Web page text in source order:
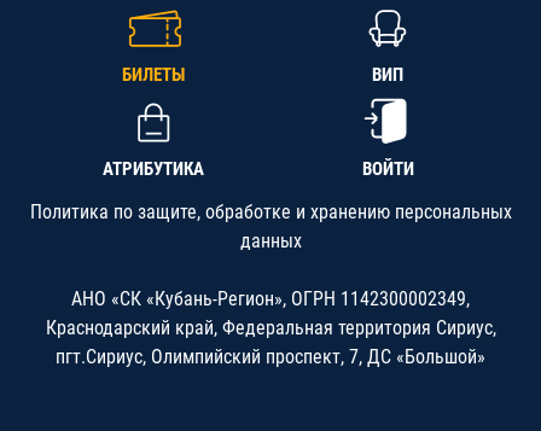
БИЛЕТЫ ВИП
АТРИБУТИКА ВОЙТИ
Политика по защите, обработке и хранению персональных
данных
АНО «СК «Кубань-Регион», ОГРН 1142300002349,
Краснодарский край, Федеральная территория Сириус,
пгт.Сириус, Олимпийский проспект, 7, ДС «Большой»